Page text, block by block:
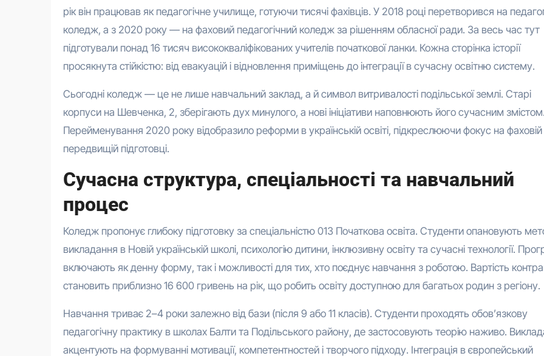
рік він працював як педагогічне училище, готуючи тисячі фахівців. У 2018 році перетворився на
коледж, а з 2020 року — на фаховий педагогічний коледж за рішенням обласної ради. За весь час тут
підготували понад 16 тисяч висококваліфікованих учителів початкової ланки. Кожна сторінка історії
просякнута стійкістю: від евакуацій і відновлення приміщень до інтеграції в сучасну освітню систему.
Сьогодні коледж — це не лише навчальний заклад, а й символ витривалості подільської землі. Старі
корпуси на Шевченка, 2, зберігають дух минулого, а нові ініціативи наповнюють його сучасним
Перейменування 2020 року відобразило реформи в українській освіті, підкреслюючи фокус на фаховій
передвищій підготовці.
Сучасна структура, спеціальності та навчальний
процес
Коледж пропонує глибоку підготовку за спеціальністю 013 Початкова освіта. Студенти опановують
викладання в Новій українській школі, психологію дитини, інклюзивну освіту та сучасні технології.
включають як денну форму, так і можливості для тих, хто поєднує навчання з роботою. Вартість
становить приблизно 16 600 гривень на рік, що робить освіту доступною для багатьох родин з регіону.
Навчання триває 2–4 роки залежно від бази (після 9 або 11 класів). Студенти проходять обов’язкову
педагогічну практику в школах Балти та Подільського району, де застосовують теорію наживо.
акцентують на формуванні мотивації, компетентностей і творчого підходу. Інтеграція в європейський